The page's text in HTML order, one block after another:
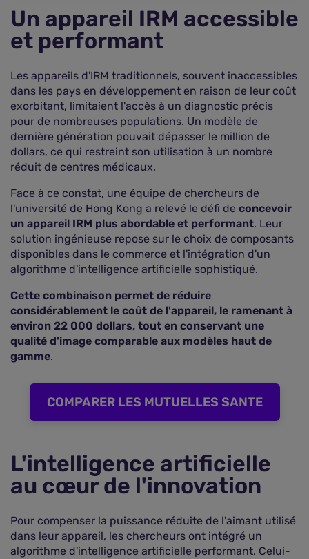
Un appareil IRM accessible
et performant
Les appareils d'IRM traditionnels, souvent inaccessibles
dans les pays en développement en raison de leur coût
exorbitant, limitaient l'accès à un diagnostic précis
pour de nombreuses populations. Un modèle de
dernière génération pouvait dépasser le million de
dollars, ce qui restreint son utilisation à un nombre
réduit de centres médicaux.
Face à ce constat, une équipe de chercheurs de
l'université de Hong Kong a relevé le défi de concevoir
un appareil IRM plus abordable et performant. Leur
solution ingénieuse repose sur le choix de composants
disponibles dans le commerce et l'intégration d'un
algorithme d'intelligence artificielle sophistiqué.
Cette combinaison permet de réduire
considérablement le coût de l'appareil, le ramenant à
environ 22 000 dollars, tout en conservant une
qualité d'image comparable aux modèles haut de
gamme.
COMPARER LES MUTUELLES SANTE
L'intelligence artificielle
au cœur de l'innovation
Pour compenser la puissance réduite de l'aimant utilisé
dans leur appareil, les chercheurs ont intégré un
algorithme d'intelligence artificielle performant. Celui-